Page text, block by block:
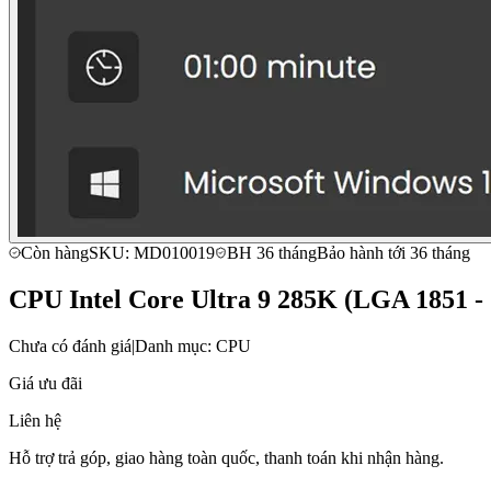
Còn hàngSKU: MD010019 BH 36 thángBảo hành tới 36 tháng
CPU Intel Core Ultra 9 285K (LGA 1851 -
Chưa có đánh giá|Danh mục: CPU
Giá ưu đãi
Liên hệ
Hỗ trợ trả góp, giao hàng toàn quốc, thanh toán khi nhận hàng.